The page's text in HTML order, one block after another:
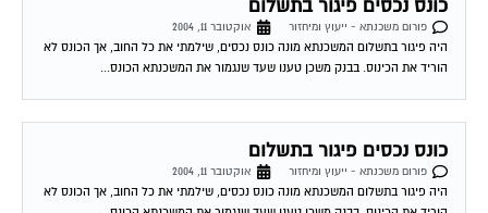
היה פיגור בתשלום המשכנתא מונה כונס נכסים, שילמתי את כל החוב, אך הכונס לא
הוריד את הכינוס. בבנק משכן טענו שעד שנגמור את המשכנתא הכונס...
כונס נכסים פיגור בתשלום
פורום משכנתא - ייעוץ ומיחזור
אוקטובר 11, 2004
היה פיגור בתשלום המשכנתא מונה כונס נכסים, שילמתי את כל החוב, אך הכונס לא
הוריד את הכינוס. בבנק משכן טענו שעד שנגמור את המשכנתא הכונס...